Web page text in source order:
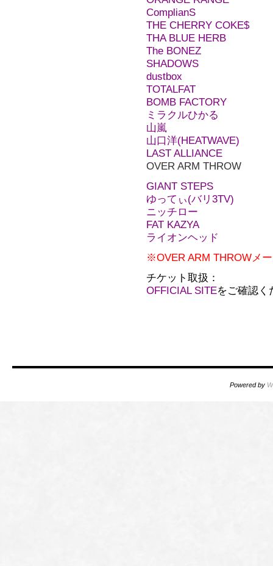
ComplianS
THE CHERRY COKE$
THA BLUE HERB
The BONEZ
SHADOWS
dustbox
TOTALFAT
BOMB FACTORY
ミラクルひかる
山嵐
山口洋(HEATWAVE)
LAST ALLIANCE
OVER ARM THROW
GIANT STEPS
ゆってぃ(バリ3TV)
ニッチロー
FAT KAZYA
ライオンヘッド
※OVER ARM THROWメ
チケット取扱：
OFFICIAL SITEをご確認く
Powered by